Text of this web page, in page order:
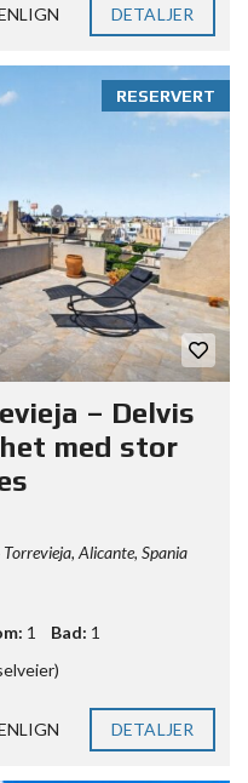
DETALJER
RESERVERT
– Delvis
med stor
Alicante, Spania
1 Bad: 1
DETALJER